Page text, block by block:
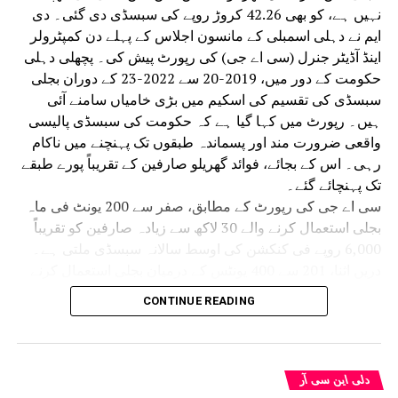
نہیں ہے، کو بھی 42.26 کروڑ روپے کی سبسڈی دی گئی۔ دی
ایم نے دہلی اسمبلی کے مانسون اجلاس کے پہلے دن کمپٹرولر
اینڈ آڈیٹر جنرل (سی اے جی) کی رپورٹ پیش کی۔ پچھلی دہلی
حکومت کے دور میں، 2019-20 سے 2022-23 کے دوران بجلی
سبسڈی کی تقسیم کی اسکیم میں بڑی خامیاں سامنے آئی
ہیں۔ رپورٹ میں کہا گیا ہے کہ حکومت کی سبسڈی پالیسی
واقعی ضرورت مند اور پسماندہ طبقوں تک پہنچنے میں ناکام
رہی۔ اس کے بجائے، فوائد گھریلو صارفین کے تقریباً پورے طبقے
تک پہنچائے گئے۔
سی اے جی کی رپورٹ کے مطابق، صفر سے 200 یونٹ فی ماہ
بجلی استعمال کرنے والے 30 لاکھ سے زیادہ صارفین کو تقریباً
والے تقریباً 16.60 لاکھ صارفین کو فی کنکشن10,000 سے زیادہ
کی اوسط سبسڈی ملتی ہے، جو پچھلے زمرے کے مقابلے میں
ہونے کے باوجود بہت سے صارفین نے سبسڈی حاصل کی۔
CONTINUE READING
دلی این سی آر